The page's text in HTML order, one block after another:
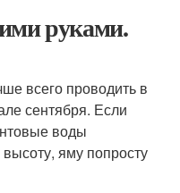
руками.
всего проводить в
сентября. Если
воды
яму попросту